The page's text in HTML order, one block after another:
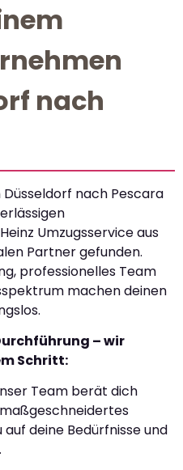
nach
nach Pescara
Umzugsservice aus
Partner gefunden.
professionelles Team
machen deinen
– wir
Schritt:
Team berät dich
deine Bedürfnisse und